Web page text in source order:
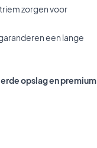
zorgen voor
een lange
opslag en premium